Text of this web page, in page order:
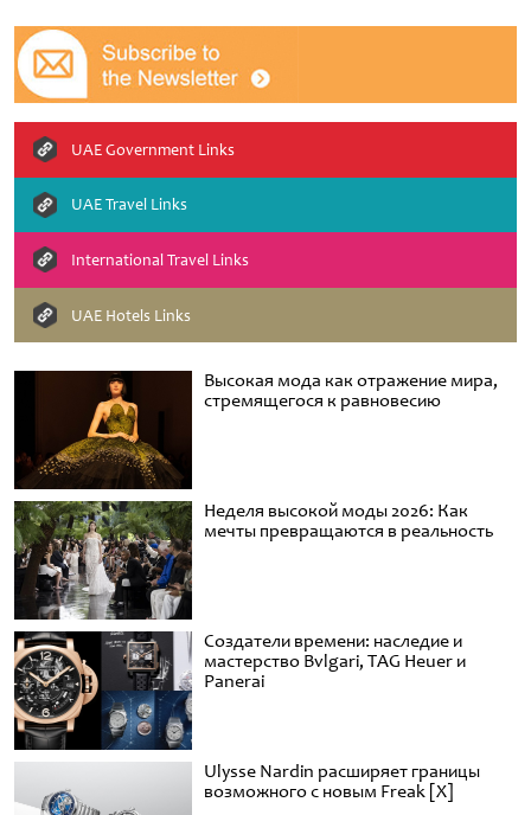
Высокая мода как отражение мира,
стремящегося к равновесию
Неделя высокой моды 2026: Как
мечты превращаются в реальность
Создатели времени: наследие и
мастерство Bvlgari, TAG Heuer и
Panerai
Ulysse Nardin расширяет границы
возможного с новым Freak [X]
UAE Government Links
UAE Travel Links
International Travel Links
UAE Hotels Links